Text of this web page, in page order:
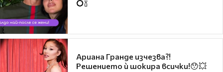
💍🍾
Ариана Гранде изчезва?!
Решението ѝ шокира всички!😯💥